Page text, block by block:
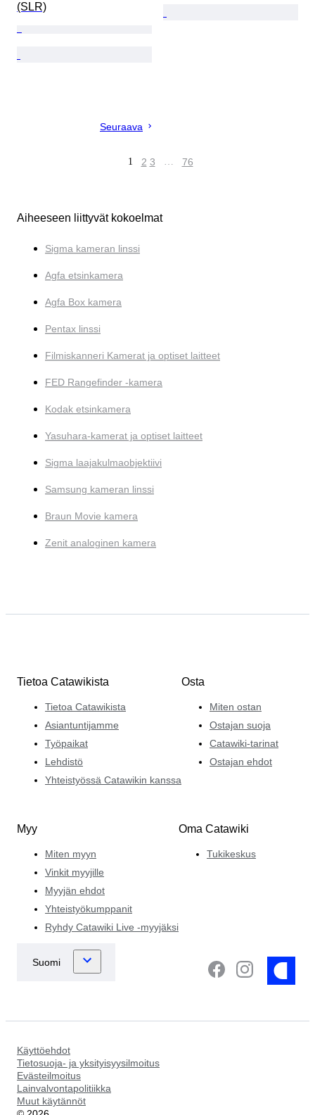
(SLR)
Seuraava
1 2 3 … 76
Aiheeseen liittyvät kokoelmat
Sigma kameran linssi
Agfa etsinkamera
Agfa Box kamera
Pentax linssi
Filmiskanneri Kamerat ja optiset laitteet
FED Rangefinder -kamera
Kodak etsinkamera
Yasuhara-kamerat ja optiset laitteet
Sigma laajakulmaobjektiivi
Samsung kameran linssi
Braun Movie kamera
Zenit analoginen kamera
Tietoa Catawikista
Tietoa Catawikista
Asiantuntijamme
Työpaikat
Lehdistö
Yhteistyössä Catawikin kanssa
Osta
Miten ostan
Ostajan suoja
Catawiki-tarinat
Ostajan ehdot
Myy
Miten myyn
Vinkit myyjille
Myyjän ehdot
Yhteistyökumppanit
Ryhdy Catawiki Live -myyjäksi
Oma Catawiki
Tukikeskus
Käyttöehdot
Tietosuoja- ja yksityisyysilmoitus
Evästeilmoitus
Lainvalvontapolitiikka
Muut käytännöt